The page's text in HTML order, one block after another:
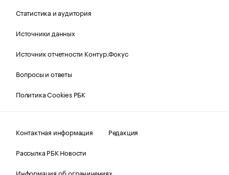
Статистика и аудитория
Источники данных
Источник отчетности Контур.Фокус
Вопросы и ответы
Политика Cookies РБК
Контактная информация
Редакция
Рассылка РБК Новости
Информация об ограничениях